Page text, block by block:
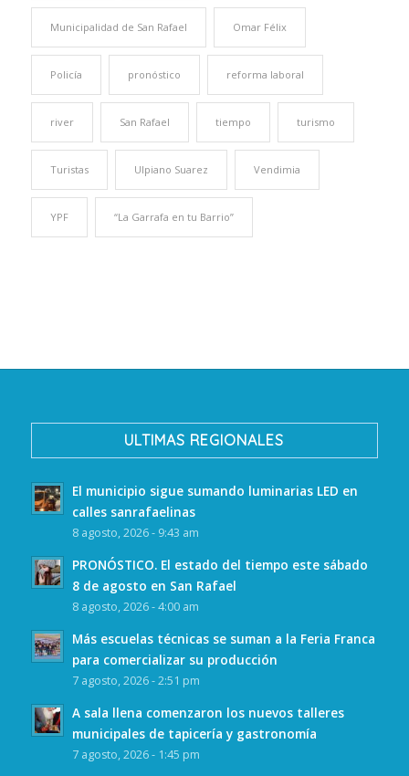
Municipalidad de San Rafael Omar Félix
Policía pronóstico reforma laboral
river San Rafael tiempo turismo
Turistas Ulpiano Suarez Vendimia
YPF “La Garrafa en tu Barrio”
ULTIMAS REGIONALES
El municipio sigue sumando luminarias LED en
calles sanrafaelinas
8 agosto, 2026 - 9:43 am
PRONÓSTICO. El estado del tiempo este sábado
8 de agosto en San Rafael
8 agosto, 2026 - 4:00 am
Más escuelas técnicas se suman a la Feria Franca
para comercializar su producción
7 agosto, 2026 - 2:51 pm
A sala llena comenzaron los nuevos talleres
municipales de tapicería y gastronomía
7 agosto, 2026 - 1:45 pm